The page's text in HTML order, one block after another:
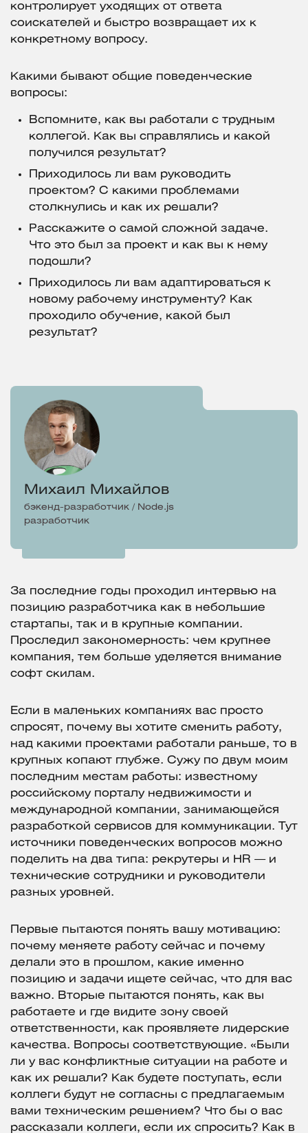
контролирует уходящих от ответа
соискателей и быстро возвращает их к
конкретному вопросу.
Какими бывают общие поведенческие
вопросы:
Вспомните, как вы работали с трудным
коллегой. Как вы справлялись и какой
получился результат?
Приходилось ли вам руководить
проектом? С какими проблемами
столкнулись и как их решали?
Расскажите о самой сложной задаче.
Что это был за проект и как вы к нему
подошли?
Приходилось ли вам адаптироваться к
новому рабочему инструменту? Как
проходило обучение, какой был
результат?
Михаил Михайлов
бэкенд-разработчик / Node.js
разработчик
За последние годы проходил интервью на
позицию разработчика как в небольшие
стартапы, так и в крупные компании.
Проследил закономерность: чем крупнее
компания, тем больше уделяется внимание
софт скилам.
Если в маленьких компаниях вас просто
спросят, почему вы хотите сменить работу,
над какими проектами работали раньше, то в
крупных копают глубже. Сужу по двум моим
последним местам работы: известному
российскому порталу недвижимости и
международной компании, занимающейся
разработкой сервисов для коммуникации. Тут
источники поведенческих вопросов можно
поделить на два типа: рекрутеры и HR — и
технические сотрудники и руководители
разных уровней.
Первые пытаются понять вашу мотивацию:
почему меняете работу сейчас и почему
делали это в прошлом, какие именно
позицию и задачи ищете сейчас, что для вас
важно. Вторые пытаются понять, как вы
работаете и где видите зону своей
ответственности, как проявляете лидерские
качества. Вопросы соответствующие. «Были
ли у вас конфликтные ситуации на работе и
как их решали? Как будете поступать, если
коллеги будут не согласны с предлагаемым
вами техническим решением? Что бы о вас
рассказали коллеги, если их спросить? Как в